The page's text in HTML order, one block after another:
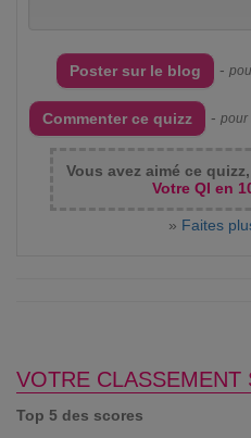
Poster sur le blog -
Commenter ce quizz - pour
Vous avez aimé ce
Votre QI en
» Faites
VOTRE CLASSEMENT
Top 5 des scores